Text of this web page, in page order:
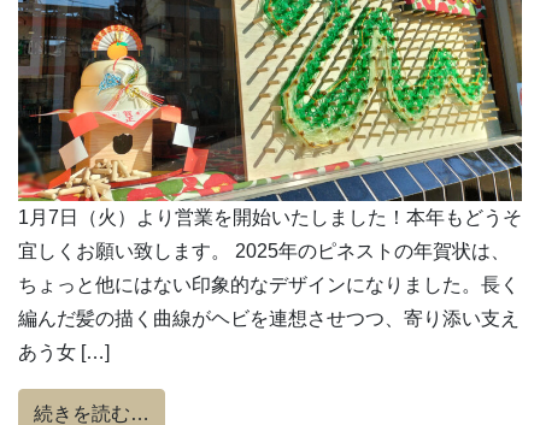
1月7日（火）より営業を開始いたしました！本年もどうそ
宜しくお願い致します。 2025年のピネストの年賀状は、
ちょっと他にはない印象的なデザインになりました。長く
編んだ髪の描く曲線がヘビを連想させつつ、寄り添い支え
あう女 […]
続きを読む…